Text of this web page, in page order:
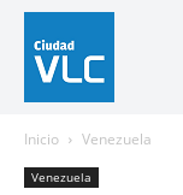
Inicio Venezuela
Venezuela